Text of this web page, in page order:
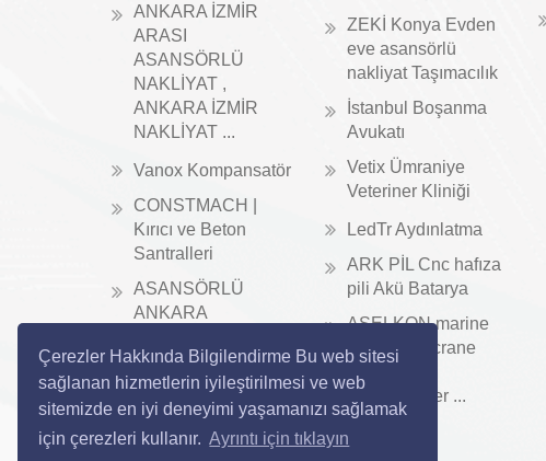
Çerezler Hakkında Bilgilendirme Bu web sitesi
sağlanan hizmetlerin iyileştirilmesi ve web
sitemizde en iyi deneyimi yaşamanızı sağlamak
için çerezleri kullanır. Ayrıntı için tıklayın
ANKARA İZMİR
ARASI
ASANSÖRLÜ
NAKLİYAT ,
ANKARA İZMİR
NAKLİYAT ...
Vanox Kompansatör
CONSTMACH |
Kırıcı ve Beton
Santralleri
ASANSÖRLÜ
ANKARA
ZEKİ Konya Evden
eve asansörlü
nakliyat Taşımacılık
İstanbul Boşanma
Avukatı
Vetix Ümraniye
Veteriner Kliniği
LedTr Aydınlatma
ARK PİL Cnc hafıza
pili Akü Batarya
ASELKON marine
crane ship crane
port crane
manufacturer ...